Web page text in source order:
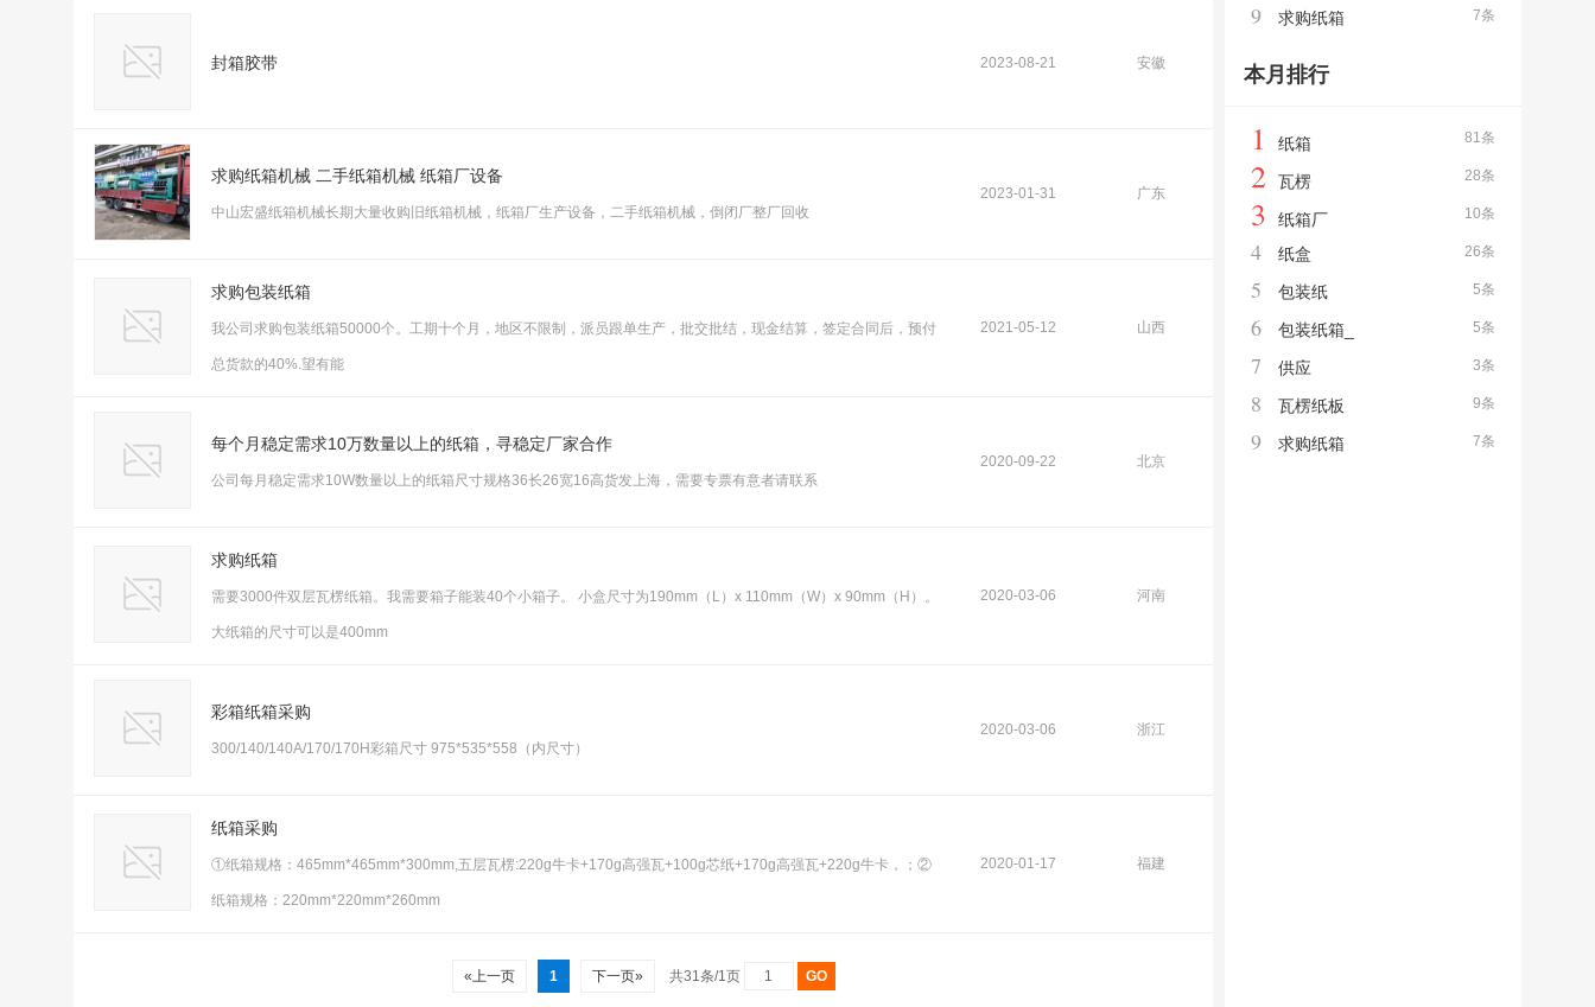
封箱胶带 2023-08-21 安徽
求购纸箱机械 二手纸箱机械 纸箱厂设备
中山宏盛纸箱机械长期大量收购旧纸箱机械，纸箱厂生产设备，二手纸箱机械，倒闭厂整厂回收
2023-01-31 广东
求购包装纸箱
我公司求购包装纸箱50000个。工期十个月，地区不限制，派员跟单生产，批交批结，现金结算，签定合同后，预付
总货款的40%.望有能
2021-05-12 山西
每个月稳定需求10万数量以上的纸箱，寻稳定厂家合作
公司每月稳定需求10W数量以上的纸箱尺寸规格36长26宽16高货发上海，需要专票有意者请联系
2020-09-22 北京
求购纸箱
需要3000件双层瓦楞纸箱。我需要箱子能装40个小箱子。 小盒尺寸为190mm（L）x 110mm（W）x 90mm（H）。
大纸箱的尺寸可以是400mm
2020-03-06 河南
彩箱纸箱采购
300/140/140A/170/170H彩箱尺寸 975*535*558（内尺寸）
2020-03-06 浙江
纸箱采购
①纸箱规格：465mm*465mm*300mm,五层瓦楞:220g牛卡+170g高强瓦+100g芯纸+170g高强瓦+220g牛卡，；②
纸箱规格：220mm*220mm*260mm
2020-01-17 福建
«上一页 1 下一页» 共31条/1页
7条
9 求购纸箱
本月排行
81条
1 纸箱
28条
2 瓦楞
10条
3 纸箱厂
26条
4 纸盒
5条
5 包装纸
5条
6 包装纸箱_
3条
7 供应
9条
8 瓦楞纸板
7条
9 求购纸箱